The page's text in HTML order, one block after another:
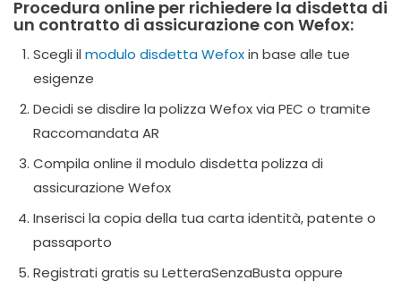
Procedura online per richiedere la disdetta di
un contratto di assicurazione con Wefox:
Scegli il modulo disdetta Wefoxin base alle tue
esigenze
Decidi se disdire la polizza Wefox via PEC o tramite
Raccomandata AR
Compila online il modulo disdetta polizza di
assicurazione Wefox
Inserisci la copia della tua carta identità, patente o
passaporto
Registrati gratis su LetteraSenzaBusta oppure